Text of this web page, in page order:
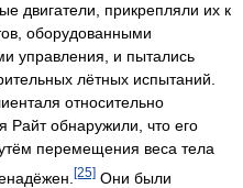
двигатели, прикрепляли их к
оборудованными
управления, и пытались
лётных испытаний.
относительно
Райт обнаружили, что его
перемещения веса тела
[25] Они были